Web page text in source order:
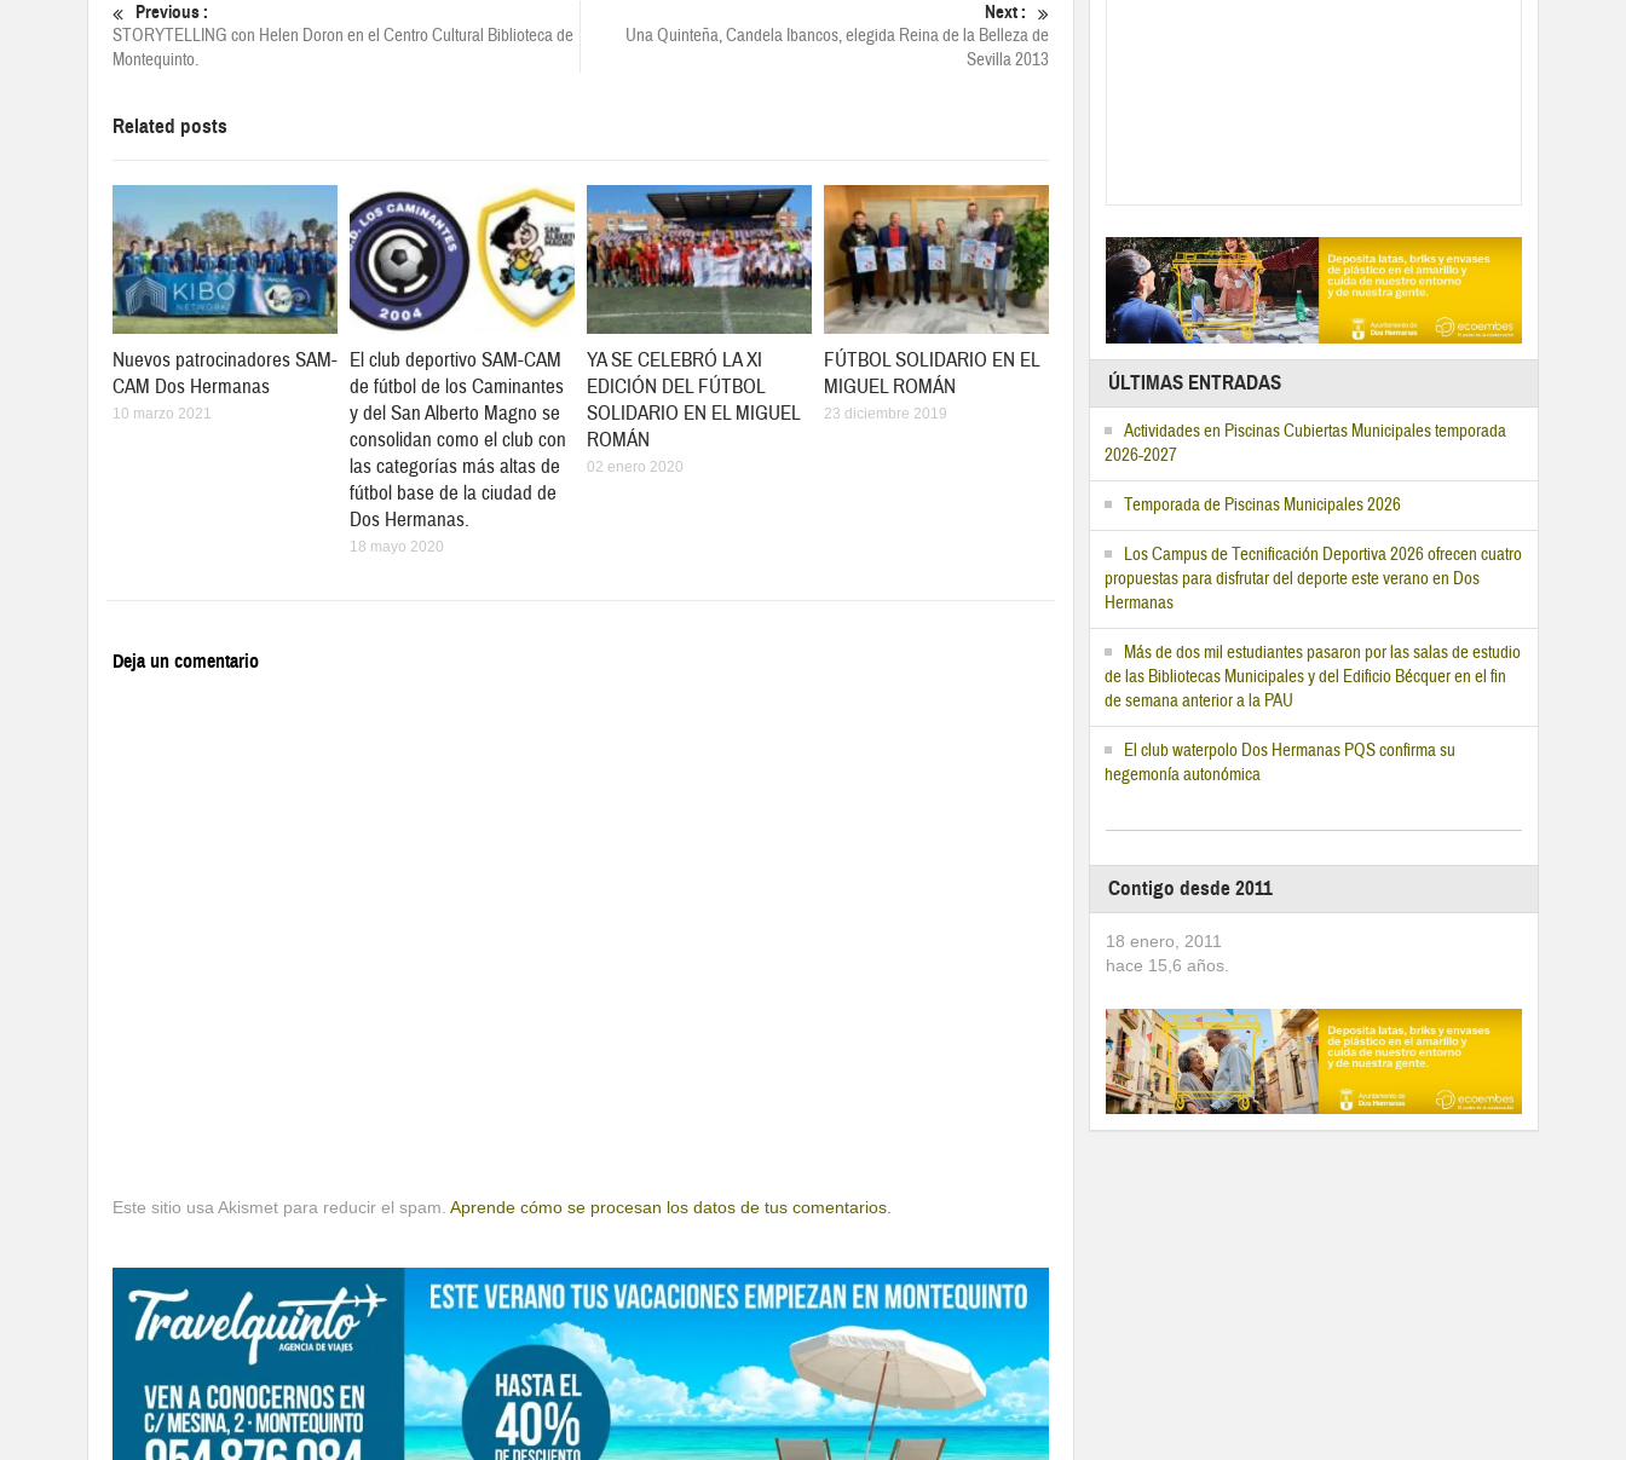
Previous :
STORYTELLING con Helen Doron en el Centro Cultural Biblioteca de
Montequinto.
Next :
Una Quinteña, Candela Ibancos, elegida Reina de la Belleza de
Sevilla 2013
Related posts
Nuevos patrocinadores SAM-
CAM Dos Hermanas
10 marzo 2021
El club deportivo SAM-CAM
de fútbol de los Caminantes
y del San Alberto Magno se
consolidan como el club con
las categorías más altas de
fútbol base de la ciudad de
Dos Hermanas.
18 mayo 2020
YA SE CELEBRÓ LA XI
EDICIÓN DEL FÚTBOL
SOLIDARIO EN EL MIGUEL
ROMÁN
02 enero 2020
FÚTBOL SOLIDARIO EN EL
MIGUEL ROMÁN
23 diciembre 2019
Deja un comentario
Este sitio usa Akismet para reducir el spam. Aprende cómo se procesan los datos de tus comentarios.
ÚLTIMAS ENTRADAS
Actividades en Piscinas Cubiertas Municipales temporada
2026-2027
Temporada de Piscinas Municipales 2026
Los Campus de Tecnificación Deportiva 2026 ofrecen cuatro
propuestas para disfrutar del deporte este verano en Dos
Hermanas
Más de dos mil estudiantes pasaron por las salas de estudio
de las Bibliotecas Municipales y del Edificio Bécquer en el fin
de semana anterior a la PAU
El club waterpolo Dos Hermanas PQS confirma su
hegemonía autonómica
Contigo desde 2011
18 enero, 2011
hace 15,6 años.